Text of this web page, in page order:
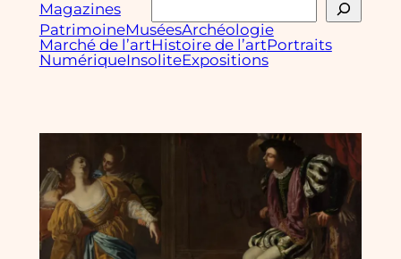
Magazines
PatrimoineMuséesArchéologie
Marché de l’artHistoire de l’artPortraits
NumériqueInsoliteExpositions